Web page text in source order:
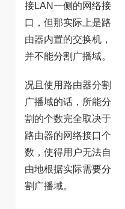
接LAN一侧的网络接
口，但那实际上是路
由器内置的交换机，
并不能分割广播域。
况且使用路由器分割
广播域的话，所能分
割的个数完全取决于
路由器的网络接口个
数，使得用户无法自
由地根据实际需要分
割广播域。